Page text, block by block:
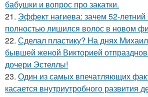
бабушки и вопрос про закатки.
21. Эффект нагиева: зачем 52-летний
полностью лишился волос в новом
22. Сделал пластику? На днях
бывшей женой Викторией
дочери Эстеллы!
23. Один из самых впечатляющих
касается внутриутробного развития